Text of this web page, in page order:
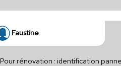
Faustine
Pour rénovation : identification